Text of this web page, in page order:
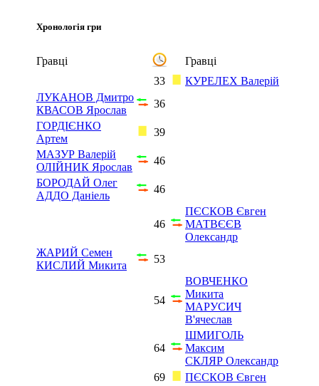
Хронологія гри
Гравці
Гравці
33
КУРЕЛЕХ Валерій
ЛУКАНОВ Дмитро
КВАСОВ Ярослав
36
ГОРДІЄНКО
Артем
39
МАЗУР Валерій
ОЛІЙНИК Ярослав
46
БОРОДАЙ Олег
АДДО Даніель
46
46
ПЄСКОВ Євген
МАТВЄЄВ
Олександр
ЖАРИЙ Семен
КИСЛИЙ Микита
53
54
ВОВЧЕНКО
Микита
МАРУСИЧ
В'ячеслав
64
ШМИГОЛЬ
Максим
СКЛЯР Олександр
69
ПЄСКОВ Євген